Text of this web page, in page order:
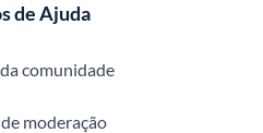
de Ajuda
comunidade
moderação